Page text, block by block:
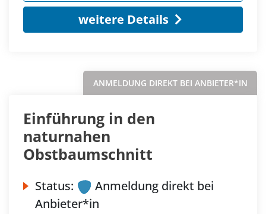
weitere Details
ANMELDUNG DIREKT BEI ANBIETER*IN
Einführung in den
naturnahen
Obstbaumschnitt
Status:
Anmeldung direkt bei
Anbieter*in